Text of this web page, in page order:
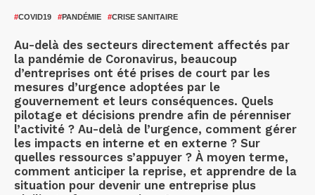
#COVID19 #PANDÉMIE #CRISE SANITAIRE
Au-delà des secteurs directement affectés par
la pandémie de Coronavirus, beaucoup
d’entreprises ont été prises de court par les
mesures d’urgence adoptées par le
gouvernement et leurs conséquences. Quels
pilotage et décisions prendre afin de pérenniser
l’activité ? Au-delà de l’urgence, comment gérer
les impacts en interne et en externe ? Sur
quelles ressources s’appuyer ? À moyen terme,
comment anticiper la reprise, et apprendre de la
situation pour devenir une entreprise plus